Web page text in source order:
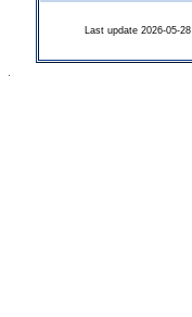
Last update 2026-05-28